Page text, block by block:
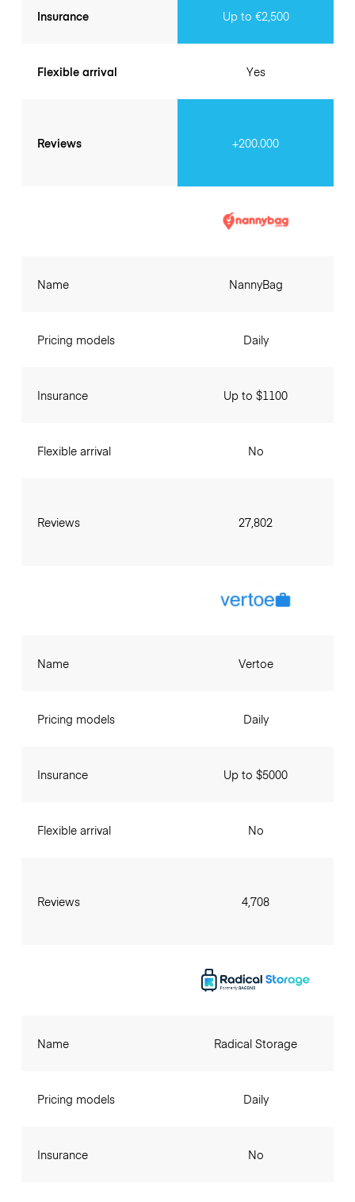
Insurance
Flexible arrival
Reviews
Up to €2,500
Yes
+200.000
Name
Pricing models
Insurance
Flexible arrival
Reviews
NannyBag
Daily
Up to $1100
No
27,802
Name
Pricing models
Insurance
Flexible arrival
Reviews
Vertoe
Daily
Up to $5000
No
4,708
Name
Pricing models
Insurance
Radical Storage
Daily
No